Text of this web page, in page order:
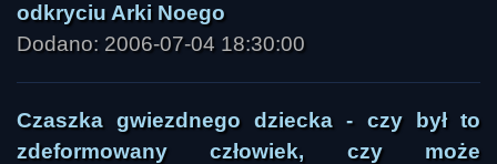
odkryciu Arki Noego
Dodano: 2006-07-04 18:30:00
Czaszka gwiezdnego dziecka - czy był to
zdeformowany człowiek, czy może